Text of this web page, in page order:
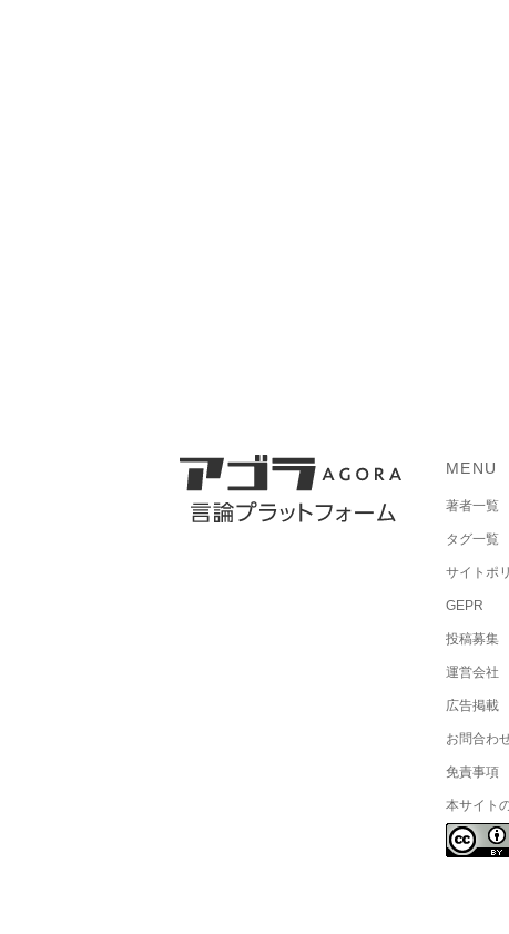
MENU
著者一覧
タグ一覧
サイトポ
GEPR
投稿募集
運営会社
広告掲載
お問合わ
免責事項
本サイト